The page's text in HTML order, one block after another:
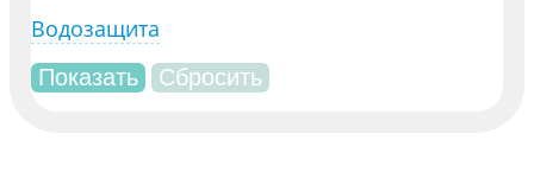
Водозащита